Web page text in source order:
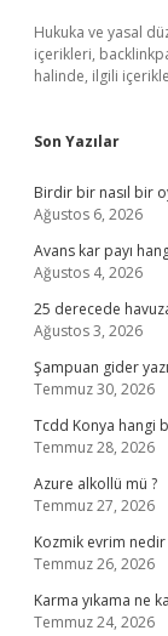
Hukuka ve yasal
içerikleri,
halinde, ilgili
Son Yazılar
Birdir bir nasıl bir
Ağustos 6, 2026
Avans kar payı
Ağustos 4, 2026
25 derecede
Ağustos 3, 2026
Şampuan gider
Temmuz 30, 2026
Tcdd Konya hangi
Temmuz 28, 2026
Azure alkollü mü ?
Temmuz 27, 2026
Kozmik evrim nedir
Temmuz 26, 2026
Karma yıkama ne
Temmuz 24, 2026